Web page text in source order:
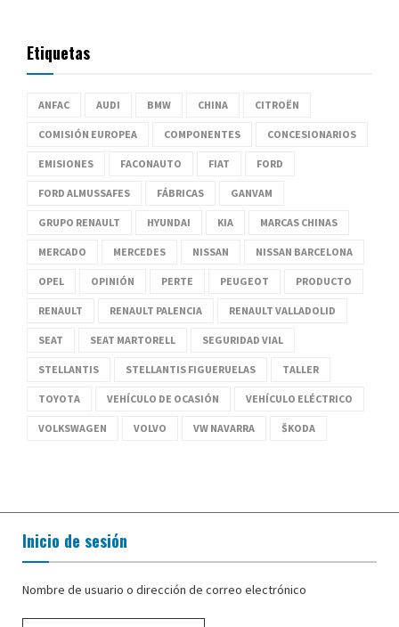
Etiquetas
ANFAC AUDI BMW CHINA CITROËN
COMISIÓN EUROPEA COMPONENTES CONCESIONARIOS
EMISIONES FACONAUTO FIAT FORD
FORD ALMUSSAFES FÁBRICAS GANVAM
GRUPO RENAULT HYUNDAI KIA MARCAS CHINAS
MERCADO MERCEDES NISSAN NISSAN BARCELONA
OPEL OPINIÓN PERTE PEUGEOT PRODUCTO
RENAULT RENAULT PALENCIA RENAULT VALLADOLID
SEAT SEAT MARTORELL SEGURIDAD VIAL
STELLANTIS STELLANTIS FIGUERUELAS TALLER
TOYOTA VEHÍCULO DE OCASIÓN VEHÍCULO ELÉCTRICO
VOLKSWAGEN VOLVO VW NAVARRA ŠKODA
Inicio de sesión
Nombre de usuario o dirección de correo electrónico